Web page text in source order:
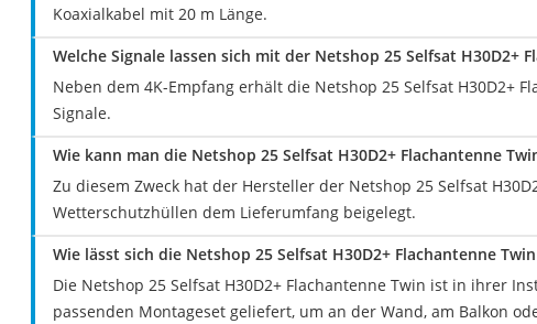
Koaxialkabel mit 20 m Länge.
Welche Signale lassen sich mit der Netshop 25 Selfsat H30D2+
Neben dem 4K-Empfang erhält die Netshop 25 Selfsat H30D2+
Signale.
Wie kann man die Netshop 25 Selfsat H30D2+ Flachantenne
Zu diesem Zweck hat der Hersteller der Netshop 25 Selfsat
Wetterschutzhüllen dem Lieferumfang beigelegt.
Wie lässt sich die Netshop 25 Selfsat H30D2+ Flachantenne
Die Netshop 25 Selfsat H30D2+ Flachantenne Twin ist in ihrer
passenden Montageset geliefert, um an der Wand, am Balkon